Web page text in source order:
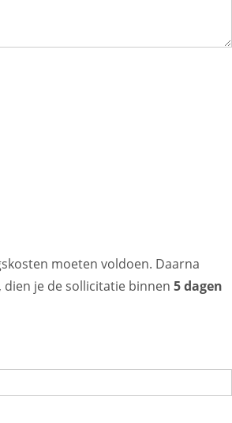
moeten voldoen. Daarna
je de sollicitatie binnen 5 dagen